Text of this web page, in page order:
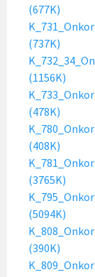
(677K)
(737K)
(1156K)
(478K)
(408K)
(3765K)
(5094K)
(390K)